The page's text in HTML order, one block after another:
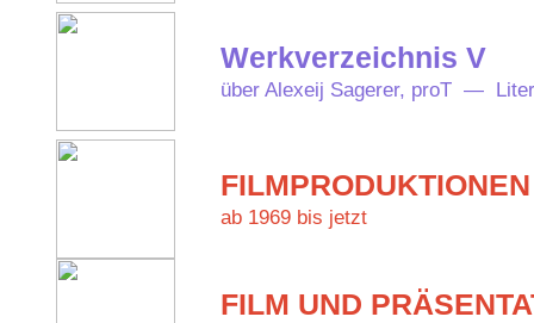
Werkverzeichnis V
über Alexeij Sagerer, proT —
FILMPRODUKTIONEN
ab 1969 bis jetzt
FILM UND